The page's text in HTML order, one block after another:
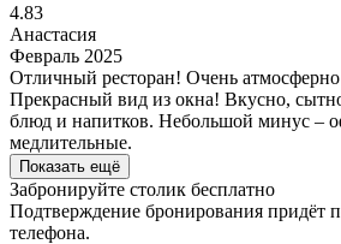
4.83
Анастасия
Февраль 2025
Отличный ресторан! Очень
Прекрасный вид из окна! Вкусно,
блюд и напитков. Небольшой минус –
медлительные.
Показать ещё
Забронируйте столик бесплатно
Подтверждение бронирования придёт
телефона.